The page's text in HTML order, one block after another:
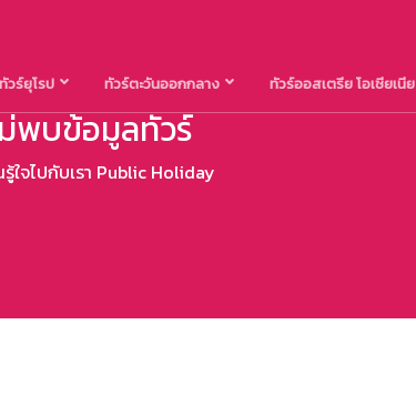
ทัวร์ยุโรป ทัวร์ตะวันออกกลาง ทัวร์ออสเตรีย โอเชียเนีย
พบข้อมูลทัวร์
ใจไปกับเรา Public Holiday